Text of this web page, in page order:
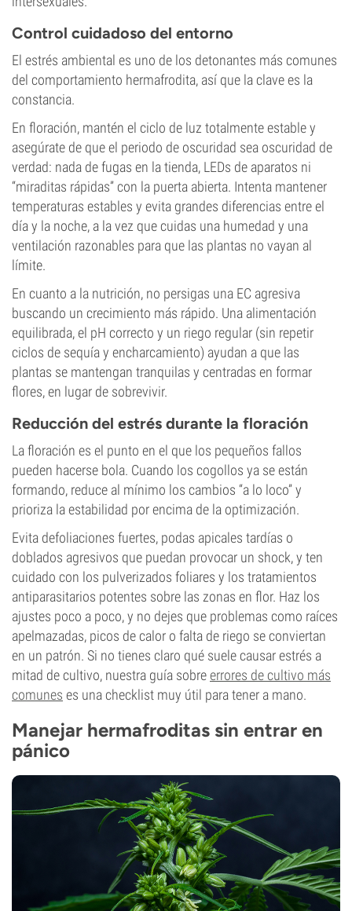
Control cuidadoso del entorno
El estrés ambiental es uno de los detonantes más comunes
del comportamiento hermafrodita, así que la clave es la
constancia.
En floración, mantén el ciclo de luz totalmente estable y
asegúrate de que el periodo de oscuridad sea oscuridad de
verdad: nada de fugas en la tienda, LEDs de aparatos ni
“miraditas rápidas” con la puerta abierta. Intenta mantener
temperaturas estables y evita grandes diferencias entre el
día y la noche, a la vez que cuidas una humedad y una
ventilación razonables para que las plantas no vayan al
límite.
En cuanto a la nutrición, no persigas una EC agresiva
buscando un crecimiento más rápido. Una alimentación
equilibrada, el pH correcto y un riego regular (sin repetir
ciclos de sequía y encharcamiento) ayudan a que las
plantas se mantengan tranquilas y centradas en formar
flores, en lugar de sobrevivir.
Reducción del estrés durante la floración
La floración es el punto en el que los pequeños fallos
pueden hacerse bola. Cuando los cogollos ya se están
formando, reduce al mínimo los cambios “a lo loco” y
prioriza la estabilidad por encima de la optimización.
Evita defoliaciones fuertes, podas apicales tardías o
doblados agresivos que puedan provocar un shock, y ten
cuidado con los pulverizados foliares y los tratamientos
antiparasitarios potentes sobre las zonas en flor. Haz los
ajustes poco a poco, y no dejes que problemas como raíces
apelmazadas, picos de calor o falta de riego se conviertan
en un patrón. Si no tienes claro qué suele causar estrés a
mitad de cultivo, nuestra guía sobreerrores de cultivo más
comunes es una checklist muy útil para tener a mano.
Manejar hermafroditas sin entrar en
pánico